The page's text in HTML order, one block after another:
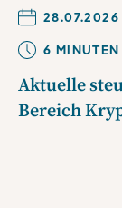
28.07.2026
6 MINUTEN
Aktuelle
Bereich